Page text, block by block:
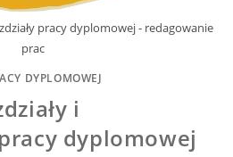
pracy dyplomowej - redagowanie
prac
DYPLOMOWEJ
i
dyplomowej